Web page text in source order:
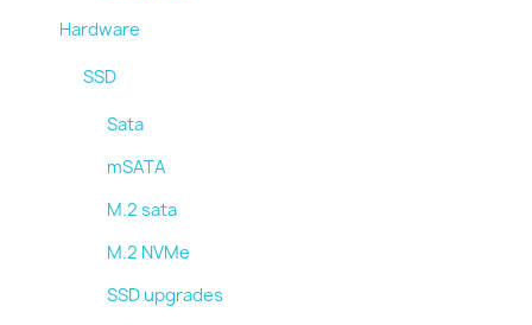
Hardware
SSD
Sata
mSATA
M.2 sata
M.2 NVMe
SSD upgrades